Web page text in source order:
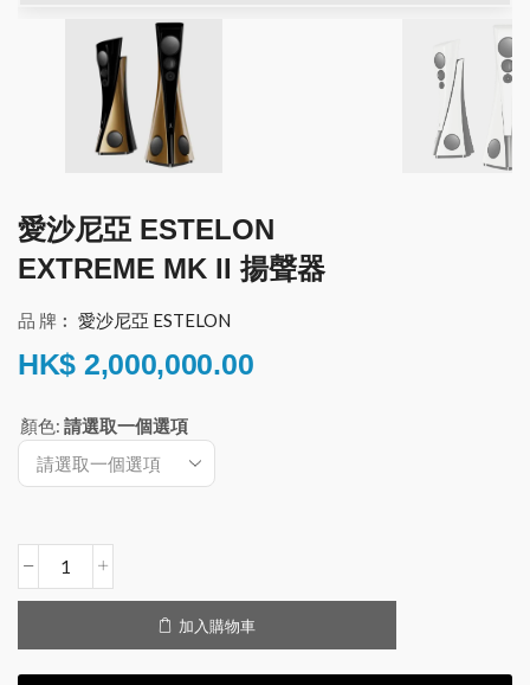
愛沙尼亞 ESTELON
EXTREME MK II 揚聲器
品 牌︰ 愛沙尼亞 ESTELON
HK$ 2,000,000.00
顏色: 請選取一個選項
加入購物車